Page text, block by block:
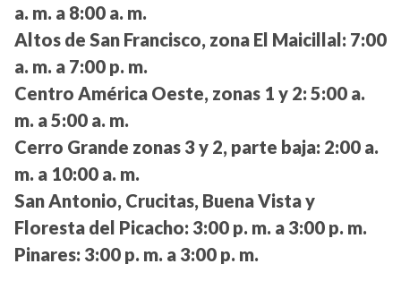
a. m. a 8:00 a. m.
Altos de San Francisco, zona El Maicillal: 7:00
a. m. a 7:00 p. m.
Centro América Oeste, zonas 1 y 2: 5:00 a.
m. a 5:00 a. m.
Cerro Grande zonas 3 y 2, parte baja: 2:00 a.
m. a 10:00 a. m.
San Antonio, Crucitas, Buena Vista y
Floresta del Picacho: 3:00 p. m. a 3:00 p. m.
Pinares: 3:00 p. m. a 3:00 p. m.